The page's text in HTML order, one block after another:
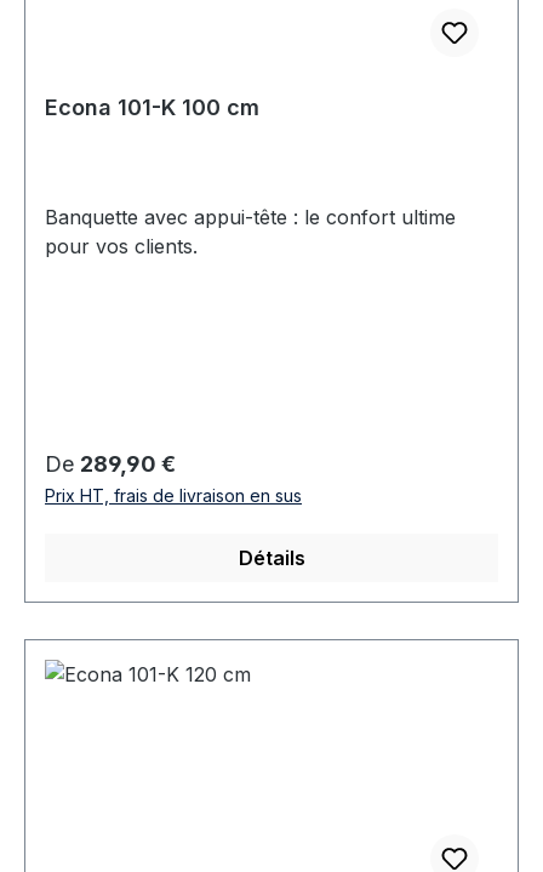
Econa 101-K 100 cm
Banquette avec appui-tête : le confort ultime
pour vos clients.
Prix régulier :
De 289,90 €
Prix HT, frais de livraison en sus
Détails